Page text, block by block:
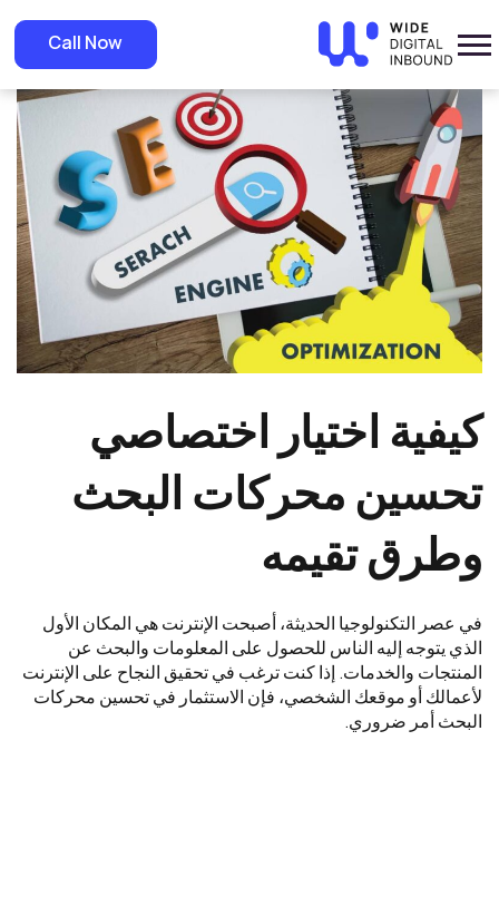
Call Now Home Blog
» كيفية اختيار اختصاصي تحسين محركات البحث وطرق تقيمه
كيفية اختيار اختصاصي
تحسين محركات البحث
وطرق تقيمه
في عصر التكنولوجيا الحديثة، أصبحت الإنترنت هي المكان الأول
الذي يتوجه إليه الناس للحصول على المعلومات والبحث عن
المنتجات والخدمات. إذا كنت ترغب في تحقيق النجاح على الإنترنت
لأعمالك أو موقعك الشخصي، فإن الاستثمار في تحسين محركات
البحث أمر ضروري.